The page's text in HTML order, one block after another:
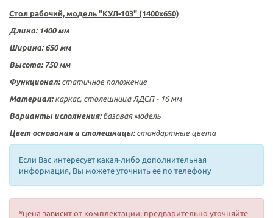
Стол рабочий, модель "КУЛ-103" (1400х650)
Длина: 1400 мм
Ширина: 650 мм
Высота: 750 мм
Функционал: статичное положение
Материал: каркас, столешница ЛДСП - 16 мм
Варианты исполнения:базовая модель
Цвет основания и столешницы:стандартные цвета
Если Вас интересует какая-либо дополнительная
информация, Вы можете уточнить ее по телефону
*цена зависит от комплектации, предварительно уточняйте